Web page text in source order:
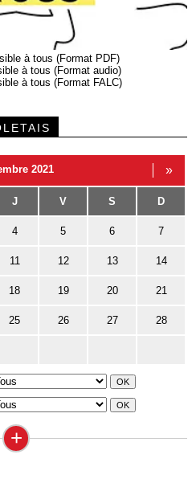
à tous (Format PDF)
à tous (Format audio)
à tous (Format FALC)
2021 »
J V S D
4 5 6 7
11 12 13 14
18 19 20 21
25 26 27 28
+